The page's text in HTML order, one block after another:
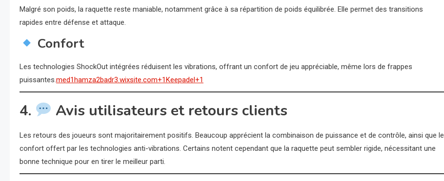
Malgré son poids, la raquette reste maniable, notamment grâce à sa répartition de poids équilibrée. Elle permet des transitions
rapides entre défense et attaque.
Confort
Les technologies ShockOut intégrées réduisent les vibrations, offrant un confort de jeu appréciable, même lors de frappes
puissantes.med1hamza2badr3.wixsite.com+1Keepadel+1
4. Avis utilisateurs et retours clients
Les retours des joueurs sont majoritairement positifs. Beaucoup apprécient la combinaison de puissance et de contrôle, ainsi que le
confort offert par les technologies anti-vibrations. Certains notent cependant que la raquette peut sembler rigide, nécessitant une
bonne technique pour en tirer le meilleur parti.